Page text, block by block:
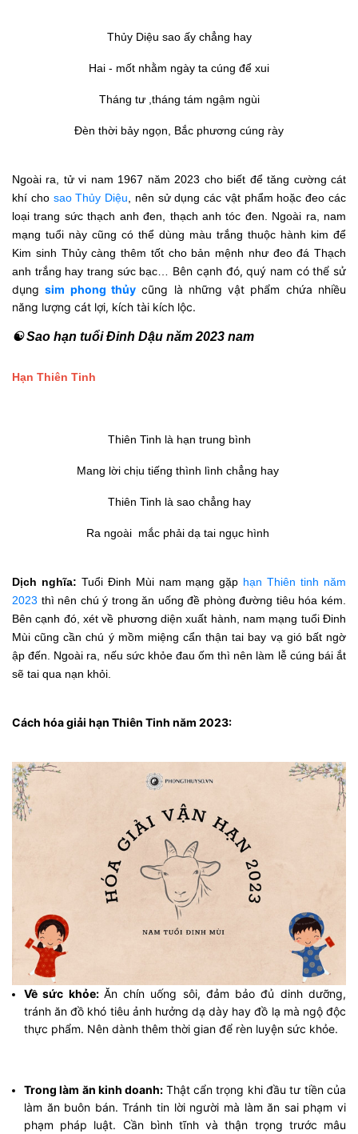
Thủy Diệu sao ấy chẳng hay
Hai - mốt nhằm ngày ta cúng để xui
Tháng tư ,tháng tám ngậm ngùi
Đèn thời bảy ngọn, Bắc phương cúng rày
Ngoài ra, tử vi nam 1967 năm 2023 cho biết để tăng cường cát
khí cho sao Thủy Diệu, nên sử dụng các vật phẩm hoặc đeo các
loại trang sức thạch anh đen, thạch anh tóc đen. Ngoài ra, nam
mạng tuổi này cũng có thể dùng màu trắng thuộc hành kim để
Kim sinh Thủy càng thêm tốt cho bản mệnh như đeo đá Thạch
anh trắng hay trang sức bạc… Bên cạnh đó, quý nam có thể sử
dụngsim phong thủycũng là những vật phẩm chứa nhiều
năng lượng cát lợi, kích tài kích lộc.
☯ Sao hạn tuổi Đinh Dậu năm 2023 nam
Hạn Thiên Tinh
Thiên Tinh là hạn trung bình
Mang lời chịu tiếng thình lình chẳng hay
Thiên Tinh là sao chẳng hay
Ra ngoài mắc phải dạ tai ngục hình
Dịch nghĩa: Tuổi Đinh Mùi nam mạng gặp hạn Thiên tinh năm
2023 thì nên chú ý trong ăn uống đề phòng đường tiêu hóa kém.
Bên cạnh đó, xét về phương diện xuất hành, nam mạng tuổi Đinh
Mùi cũng cần chú ý mồm miệng cẩn thận tai bay vạ gió bất ngờ
ập đến. Ngoài ra, nếu sức khỏe đau ốm thì nên làm lễ cúng bái ắt
sẽ tai qua nạn khỏi.
Cách hóa giải hạn Thiên Tinh năm 2023:
Về sức khỏe: Ăn chín uống sôi, đảm bảo đủ dinh dưỡng,
tránh ăn đồ khó tiêu ảnh hưởng dạ dày hay đồ lạ mà ngộ độc
thực phẩm. Nên dành thêm thời gian để rèn luyện sức khỏe.
Trong làm ăn kinh doanh: Thật cẩn trọng khi đầu tư tiền của
làm ăn buôn bán. Tránh tin lời người mà làm ăn sai phạm vi
phạm pháp luật. Cần bình tĩnh và thận trọng trước mâu